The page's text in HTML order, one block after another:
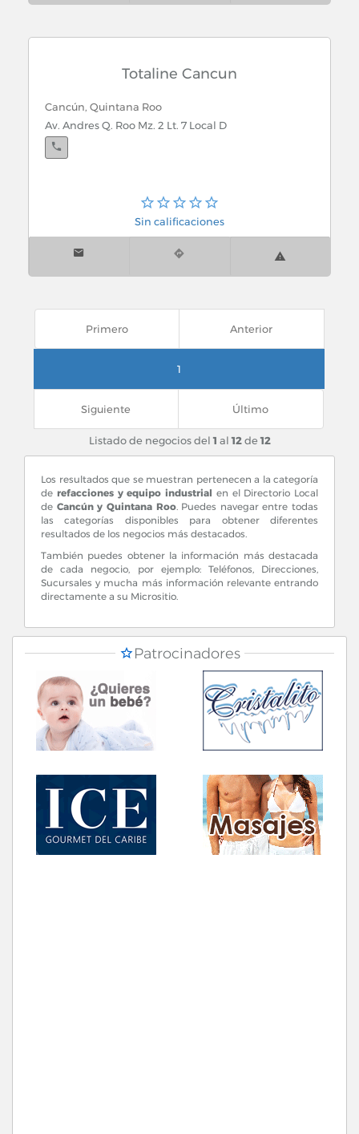
Totaline Cancun
Cancún, Quintana Roo
Av. Andres Q. Roo Mz. 2 Lt. 7 Local D
Sin calificaciones
Primero Anterior
1
Siguiente Último
Listado de negocios del1 al12de12
Los resultados que se muestran pertenecen a la categoría
de refacciones y equipo industrial en el Directorio Local
de Cancún y Quintana Roo. Puedes navegar entre todas
las categorías disponibles para obtener diferentes
resultados de los negocios más destacados.
También puedes obtener la información más destacada
de cada negocio, por ejemplo: Teléfonos, Direcciones,
Sucursales y mucha más información relevante entrando
directamente a su Micrositio.
Patrocinadores